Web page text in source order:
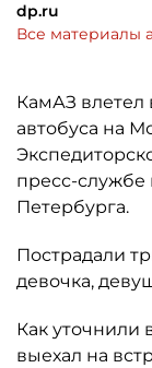
dp.ru
Все материалы
КамАЗ влетел
автобуса на
пресс-службе
Петербурга.
Пострадали
девочка,
Как уточнили
выехал на